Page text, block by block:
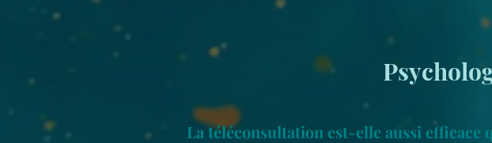
La téléconsultation est-elle aussi efficace